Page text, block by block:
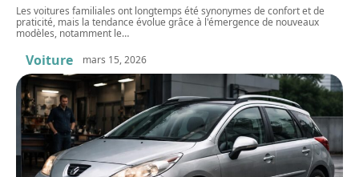
Les voitures familiales ont longtemps été synonymes de confort et de
praticité, mais la tendance évolue grâce à l'émergence de nouveaux
modèles, notamment le…
Voiture mars 15, 2026